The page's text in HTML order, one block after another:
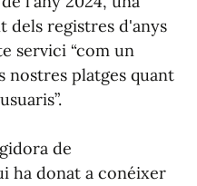
dels registres d'anys
servici “com un
nostres platges quant
de
ha donat a conéixer